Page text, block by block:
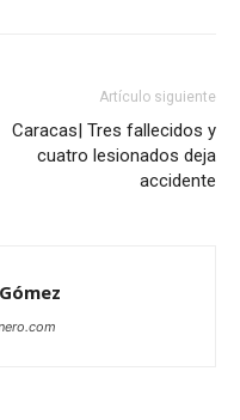
Artículo siguiente
Caracas| Tres fallecidos y
cuatro lesionados deja
accidente